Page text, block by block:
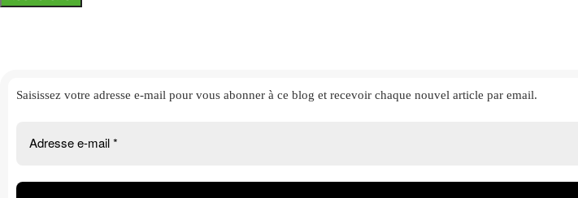
Saisissez votre adresse e-mail pour vous abonner à ce blog et recevoir chaque nouvel article par email.